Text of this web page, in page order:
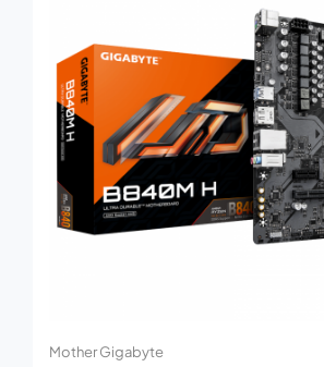
Mother Gigabyte